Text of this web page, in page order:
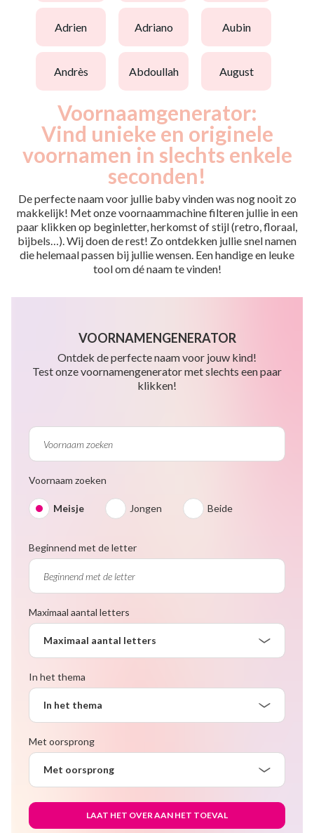
adrien adriano aubin
andrès abdoullah august
Voornaamgenerator:
Vind unieke en originele
voornamen in slechts enkele
seconden!
De perfecte naam voor jullie baby vinden was nog nooit zo
makkelijk! Met onze voornaammachine filteren jullie in een
paar klikken op beginletter, herkomst of stijl (retro, floraal,
bijbels…). Wij doen de rest! Zo ontdekken jullie snel namen
die helemaal passen bij jullie wensen. Een handige en leuke
tool om dé naam te vinden!
VOORNAMENGENERATOR
Ontdek de perfecte naam voor jouw kind!
Test onze voornamengenerator met slechts een paar
klikken!
Voornaam zoeken
Meisje Jongen Beide
Beginnend met de letter
Maximaal aantal letters
Maximaal aantal letters
In het thema
In het thema
Met oorsprong
Met oorsprong